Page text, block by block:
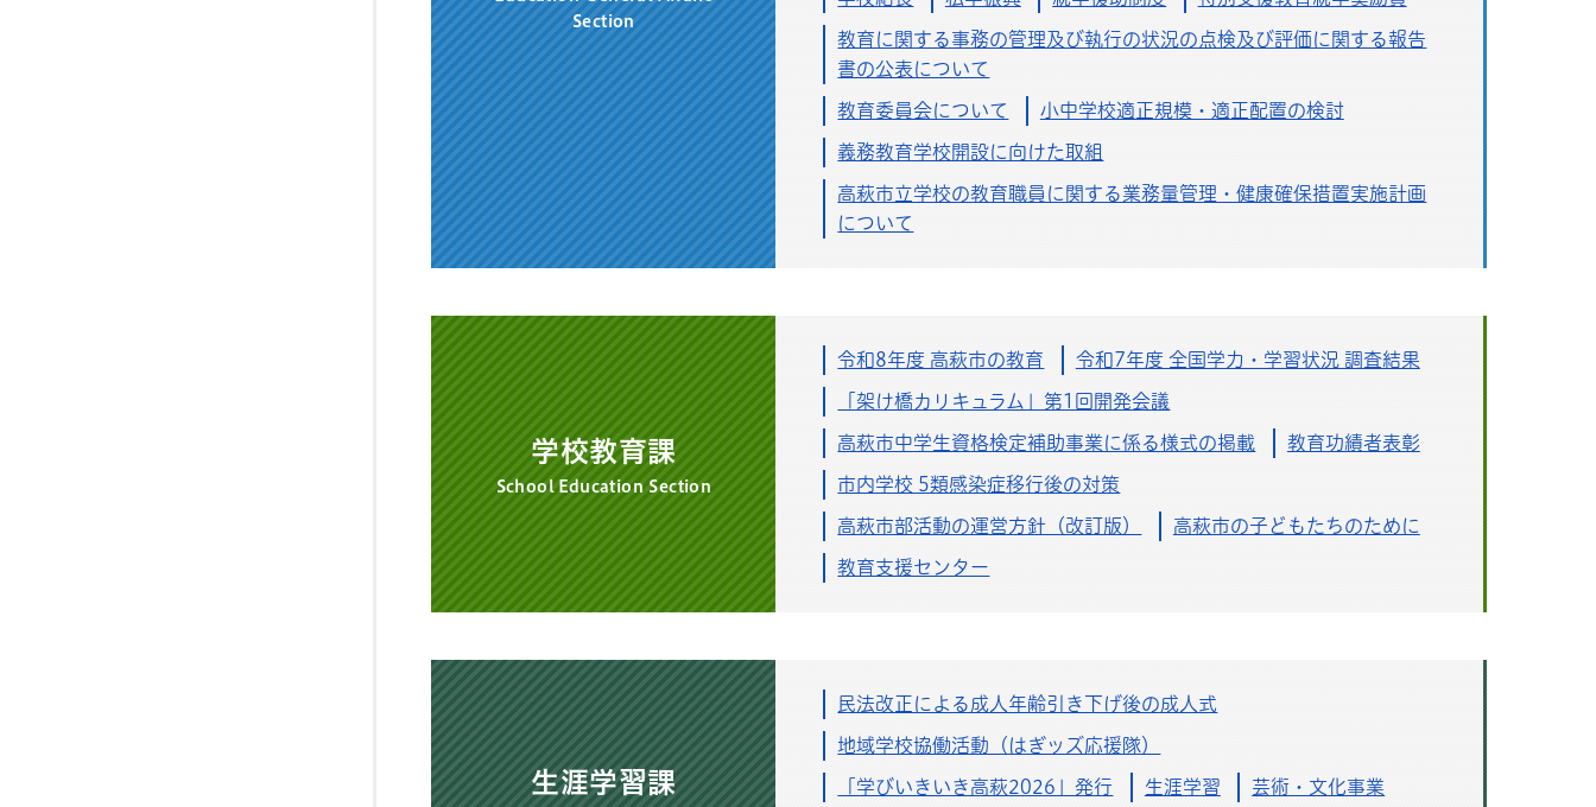
2026年7月16日 生涯学習課
「学びいきいき高萩2026」発行
2026年7月9日 生涯学習課
水戸ホーリーホック2026/27シーズン 高萩市PR大使決定
2026年7月6日 生涯学習課
「映画ドラえもん 新・のび太の海底鬼岩城」上映会
高萩市民球場
2026年6月19日 教育総務課
給食だより
2026年6月19日 教育総務課
学校給食献立表
2026年6月7日 生涯学習課
第79回珂北高等学校野球大会開催
令和8年度 高萩市の教育
2026年5月20日 生涯学習課
長久保赤水記念館（高萩市歴史民俗資料館）へようこそ
Section
教育に関する事務の管理及び執行の状況の点検及び評価に関する報告
書の公表について
教育委員会について 小中学校適正規模・適正配置の検討
義務教育学校開設に向けた取組
高萩市立学校の教育職員に関する業務量管理・健康確保措置実施計画
について
学校教育課
School Education Section
令和8年度 高萩市の教育 令和7年度 全国学力・学習状況 調査結果
「架け橋カリキュラム」第1回開発会議
高萩市中学生資格検定補助事業に係る様式の掲載 教育功績者表彰
市内学校 5類感染症移行後の対策
高萩市部活動の運営方針（改訂版） 高萩市の子どもたちのために
教育支援センター
生涯学習課
民法改正による成人年齢引き下げ後の成人式
地域学校協働活動（はぎッズ応援隊）
「学びいきいき高萩2026」発行 生涯学習 芸術・文化事業